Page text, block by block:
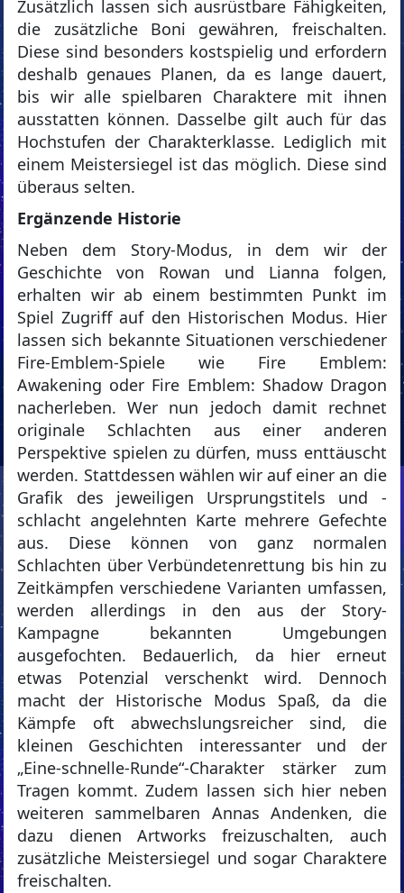
Zusätzlich lassen sich ausrüstbare Fähigkeiten,
die zusätzliche Boni gewähren, freischalten.
Diese sind besonders kostspielig und erfordern
deshalb genaues Planen, da es lange dauert,
bis wir alle spielbaren Charaktere mit ihnen
ausstatten können. Dasselbe gilt auch für das
Hochstufen der Charakterklasse. Lediglich mit
einem Meistersiegel ist das möglich. Diese sind
überaus selten.
Ergänzende Historie
Neben dem Story-Modus, in dem wir der
Geschichte von Rowan und Lianna folgen,
erhalten wir ab einem bestimmten Punkt im
Spiel Zugriff auf den Historischen Modus. Hier
lassen sich bekannte Situationen verschiedener
Fire-Emblem-Spiele wie Fire Emblem:
Awakening oder Fire Emblem: Shadow Dragon
nacherleben. Wer nun jedoch damit rechnet
originale Schlachten aus einer anderen
Perspektive spielen zu dürfen, muss enttäuscht
werden. Stattdessen wählen wir auf einer an die
Grafik des jeweiligen Ursprungstitels und -
schlacht angelehnten Karte mehrere Gefechte
aus. Diese können von ganz normalen
Schlachten über Verbündetenrettung bis hin zu
Zeitkämpfen verschiedene Varianten umfassen,
werden allerdings in den aus der Story-
Kampagne bekannten Umgebungen
ausgefochten. Bedauerlich, da hier erneut
etwas Potenzial verschenkt wird. Dennoch
macht der Historische Modus Spaß, da die
Kämpfe oft abwechslungsreicher sind, die
kleinen Geschichten interessanter und der
„Eine-schnelle-Runde“-Charakter stärker zum
Tragen kommt. Zudem lassen sich hier neben
weiteren sammelbaren Annas Andenken, die
dazu dienen Artworks freizuschalten, auch
zusätzliche Meistersiegel und sogar Charaktere
freischalten.